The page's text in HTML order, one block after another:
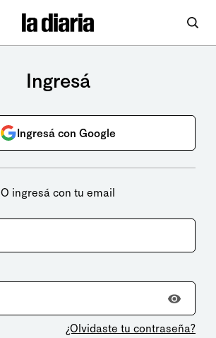
Ingresá
Ingresá con Google
O ingresá con tu email
¿Olvidaste tu contraseña?